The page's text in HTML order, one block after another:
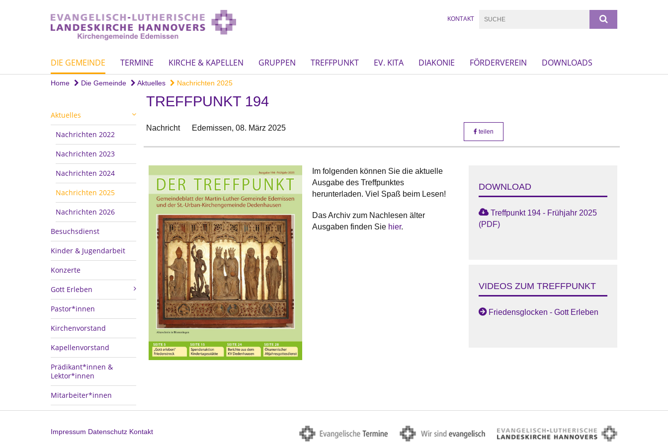
KONTAKT
DIE GEMEINDE TERMINE KIRCHE & KAPELLEN GRUPPEN TREFFPUNKT EV. KITA DIAKONIE FÖRDERVEREIN DOWNLOADS
Home Die Gemeinde Aktuelles Nachrichten 2025
Aktuelles
Nachrichten 2022
Nachrichten 2023
Nachrichten 2024
Nachrichten 2025
Nachrichten 2026
Besuchsdienst
Kinder & Jugendarbeit
Konzerte
Gott Erleben
Pastor*innen
Kirchenvorstand
Kapellenvorstand
Prädikant*innen &
Lektor*innen
Mitarbeiter*innen
TREFFPUNKT 194
Nachricht Edemissen, 08. März 2025 teilen
Im folgenden können Sie die aktuelle
Ausgabe des Treffpunktes
herunterladen. Viel Spaß beim Lesen!
Das Archiv zum Nachlesen älter
Ausgaben finden Sie hier.
DOWNLOAD
Treffpunkt 194 - Frühjahr 2025
(PDF)
VIDEOS ZUM TREFFPUNKT
Friedensglocken - Gott Erleben
Impressum Datenschutz Kontakt